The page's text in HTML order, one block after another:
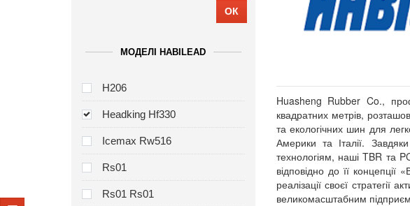
ОК
МОДЕЛІ HABILEAD
H206
Headking Hf330
Icemax Rw516
Rs01
Rs01 Rs01
Huasheng Rubber Co.,
квадратних метрів,
та екологічних шин для
Америки та Італії.
технологіям, наші TBR та
відповідно до її
реалізації своєї стратегії
великомасштабним